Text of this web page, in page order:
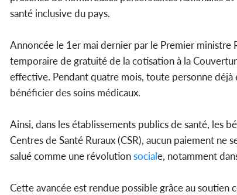
santé inclusive du pays.
Annoncée le 1er mai dernier par le Premier
temporaire de gratuité de la cotisation à la
effective. Pendant quatre mois, toute personne déjà
bénéficier des soins médicaux.
Ainsi, dans les établissements publics de santé, les
Centres de Santé Ruraux (CSR), aucun paiement
salué comme une révolutionsociale, notamment
Cette avancée est rendue possible grâce au